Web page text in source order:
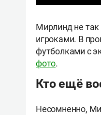
Мирлинд не так
игроками. В
футболками с
фото.
Кто ещё
Несомненно,